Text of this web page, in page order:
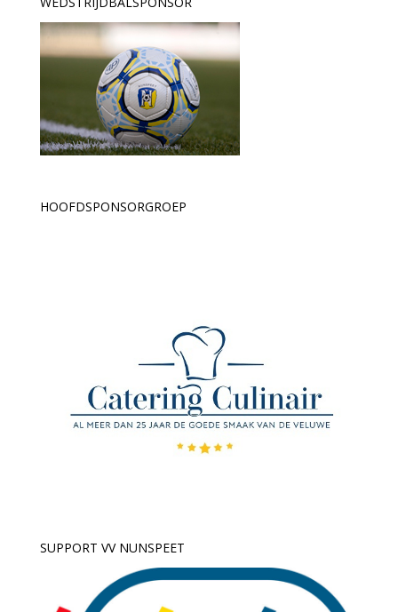
HOOFDSPONSORGROEP
SUPPORT VV NUNSPEET